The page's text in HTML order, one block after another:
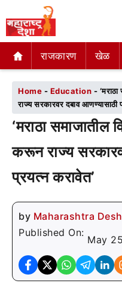
राजकारण खेळ
राजकारण खेळ
Home - Education -
राज्य सरकारवर दबाव आणण्यासाठी
‘मराठा समाजातील
करून राज्य
प्रयत्न करावेत’
by Maharashtra
Published On:
May